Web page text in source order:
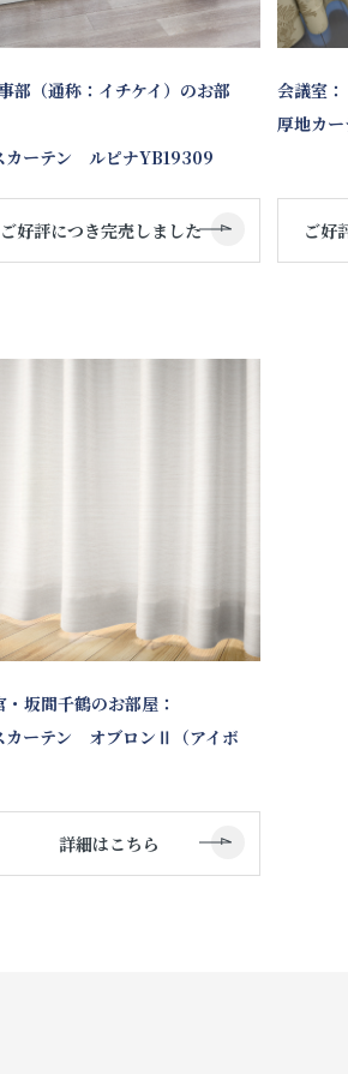
部（通称：イチケイ）のお部
カーテン ルピナYB19309
ご好評につき完売しました
会議室：
厚地カ
ご
・坂間千鶴のお部屋：
カーテン オブロンⅡ（アイボ
詳細はこちら